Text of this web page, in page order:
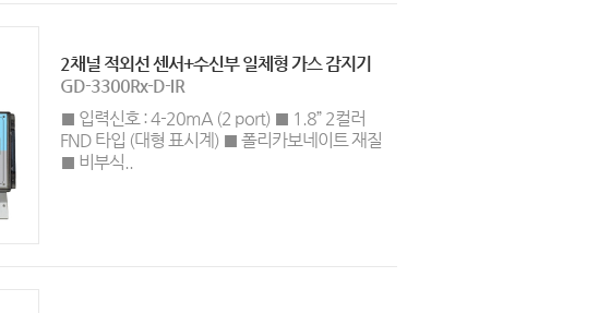
2채널 적외선 센서+수신부 일체형 가스 감지기
GD-3300Rx-D-IR
■ 입력신호 : 4-20mA (2 port) ■ 1.8” 2컬러
FND 타입 (대형 표시계) ■ 폴리카보네이트 재질
■ 비부식..